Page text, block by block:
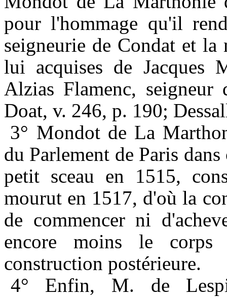
pour l'hommage qu'il
seigneurie de Condat et
lui acquises de Jacques
Alzias Flamenc,
Doat, v. 246, p. 190;
3° Mondot de La
du Parlement de Paris
petit sceau en 1515,
mourut en 1517, d'où la
de commencer ni
encore moins le corps
construction postérieure.
4° Enfin, M. de